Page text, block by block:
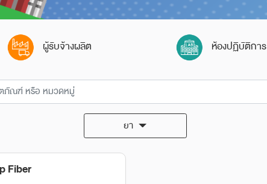
ผู้รับจ้างผลิต ห้องปฏิบัติการ
ยา
Fiber